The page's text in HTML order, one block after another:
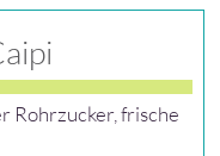
Rohrzucker, frische